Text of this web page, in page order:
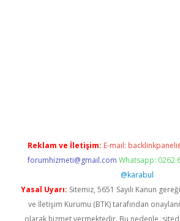
Reklam ve İletişim: E-mail:
forumhizmeti@gmail.com Whatsapp: 0262
@karabul
Yasal Uyarı: Sitemiz, 5651 Sayılı Kanun
ve İletişim Kurumu (BTK) tarafından
olarak hizmet vermektedir. Bu nedenle,